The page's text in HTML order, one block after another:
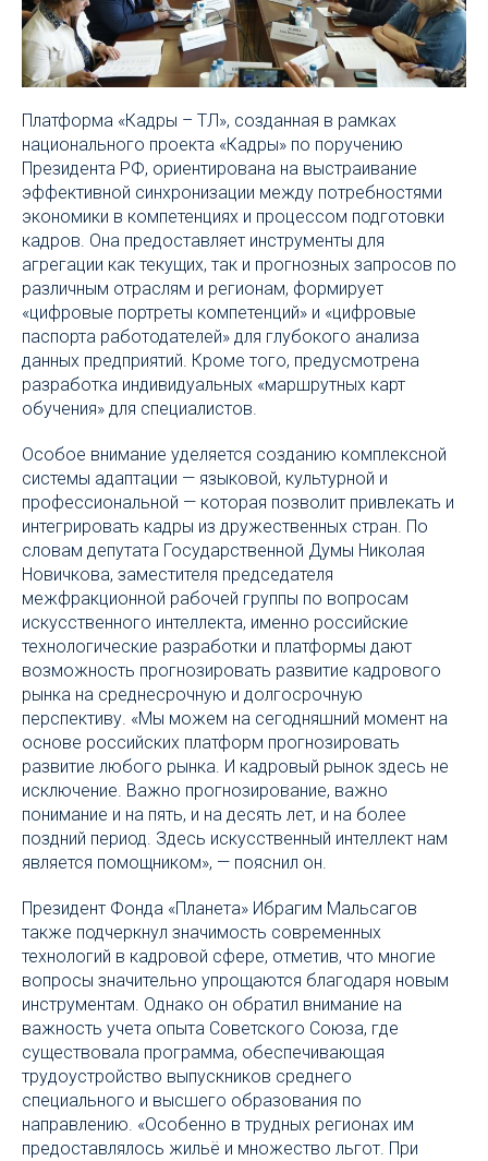
Платформа «Кадры – ТЛ», созданная в рамках
национального проекта «Кадры» по поручению
Президента РФ, ориентирована на выстраивание
эффективной синхронизации между потребностями
экономики в компетенциях и процессом подготовки
кадров. Она предоставляет инструменты для
агрегации как текущих, так и прогнозных запросов по
различным отраслям и регионам, формирует
«цифровые портреты компетенций» и «цифровые
паспорта работодателей» для глубокого анализа
данных предприятий. Кроме того, предусмотрена
разработка индивидуальных «маршрутных карт
обучения» для специалистов.
Особое внимание уделяется созданию комплексной
системы адаптации — языковой, культурной и
профессиональной — которая позволит привлекать и
интегрировать кадры из дружественных стран. По
словам депутата Государственной Думы Николая
Новичкова, заместителя председателя
межфракционной рабочей группы по вопросам
искусственного интеллекта, именно российские
технологические разработки и платформы дают
возможность прогнозировать развитие кадрового
рынка на среднесрочную и долгосрочную
перспективу. «Мы можем на сегодняшний момент на
основе российских платформ прогнозировать
развитие любого рынка. И кадровый рынок здесь не
исключение. Важно прогнозирование, важно
понимание и на пять, и на десять лет, и на более
поздний период. Здесь искусственный интеллект нам
является помощником», — пояснил он.
Президент Фонда «Планета» Ибрагим Мальсагов
также подчеркнул значимость современных
технологий в кадровой сфере, отметив, что многие
вопросы значительно упрощаются благодаря новым
инструментам. Однако он обратил внимание на
важность учета опыта Советского Союза, где
существовала программа, обеспечивающая
трудоустройство выпускников среднего
специального и высшего образования по
направлению. «Особенно в трудных регионах им
предоставлялось жильё и множество льгот. При